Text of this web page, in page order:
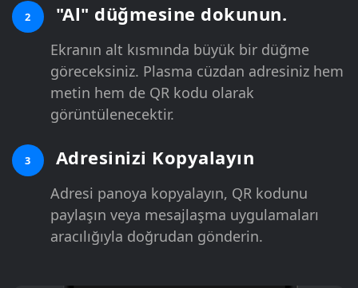
2 "Al" düğmesine dokunun.
Ekranın alt kısmında büyük bir düğme
göreceksiniz. Plasma cüzdan adresiniz hem
metin hem de QR kodu olarak
görüntülenecektir.
3 Adresinizi Kopyalayın
Adresi panoya kopyalayın, QR kodunu
paylaşın veya mesajlaşma uygulamaları
aracılığıyla doğrudan gönderin.